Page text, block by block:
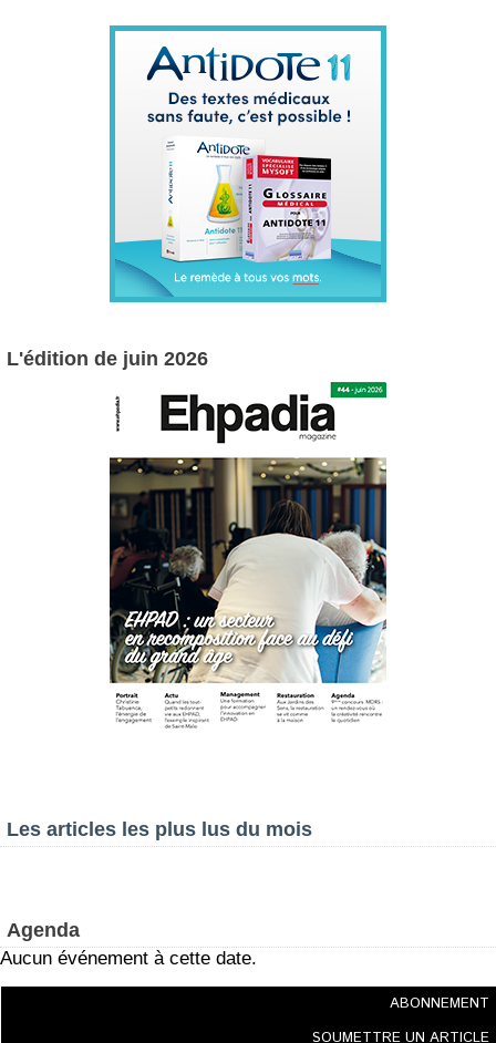
L'édition de juin 2026
Les articles les plus lus du mois
Agenda
Aucun événement à cette date.
ABONNEMENT
SOUMETTRE UN ARTICLE